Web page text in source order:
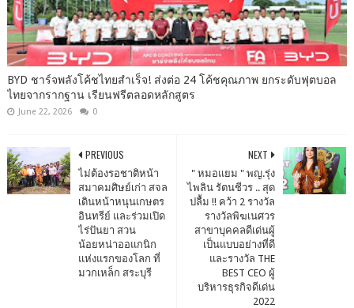
BYD ชาร์จพลังโค้ชไทยสำเร็จ! ส่งต่อ 24 โค้ชคุณภาพ ยกระดับฟุตบอล
ไทยจากรากฐาน เรียนฟรีตลอดหลักสูตร
June 22, 2026 0
NEXT
" หมอแยม " พญ.รุ่ง
ไพลิน รัตนชีวร .. สุด
ปลื้ม !! คว้า 2 รางวัล
รางวัลพิฆเนศวร
สาขาบุคคลดีเด่นผู้
เป็นแบบอย่างที่ดี
และรางวัล THE
BEST CEO ผู้
บริหารธุรกิจดีเด่น
2022
PREVIOUS
ไม่ต้องรอชาติหน้า
สมาคมศิษย์เก่า สจล
เดินหน้าหนุนเกษตร
อินทรีย์ และร่วมเปิด
ไร่ปันยา สวน
น้อยหน่าออแกนิก
แห่งแรกของโลก ที่
มวกเหล็ก สระบุรี